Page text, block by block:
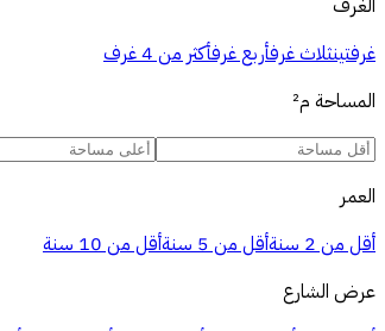
الغرف
غرفتينثلاث غرفأربع غرفأكثر من 4 غرف
المساحة م²
العمر
أقل من 2 سنة
أقل من 5 سنة
أقل من 10 سنة
عرض الشارع